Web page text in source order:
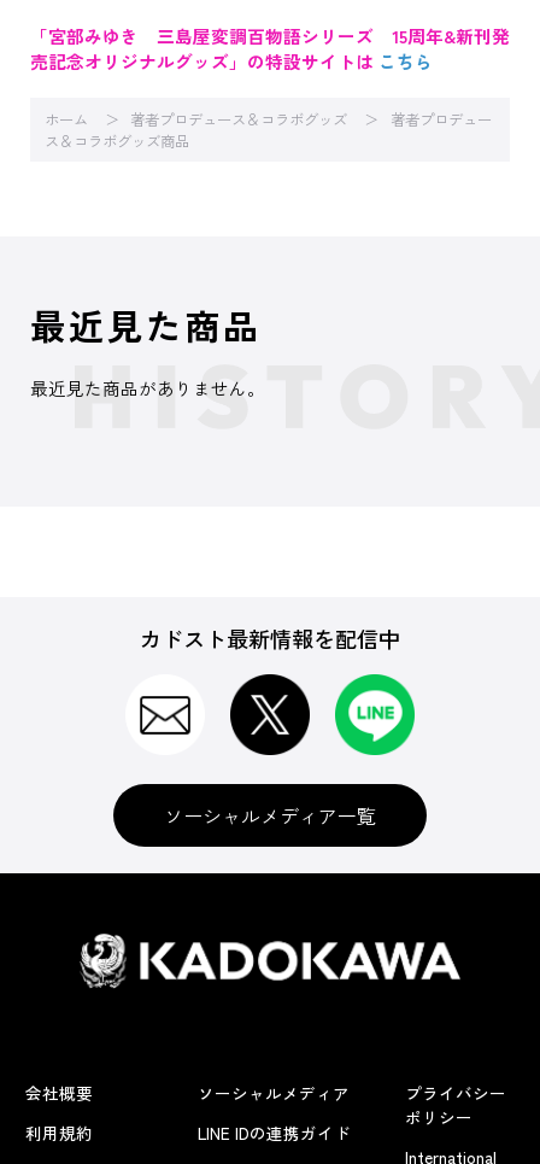
「宮部みゆき 三島屋変調百物語シリーズ 15周年&新刊発
売記念オリジナルグッズ」の特設サイトは こちら
ホーム 著者プロデュース＆コラボグッズ
著者プロデュー
ス＆コラボグッズ商品
最近見た商品
最近見た商品がありません。
カドスト最新情報を配信中
ソーシャルメディア一覧
会社概要
利用規約
ソーシャルメディア
LINE IDの連携ガイド
プライバシー
ポリシー
International